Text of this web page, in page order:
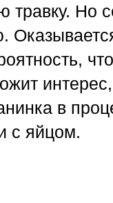
травку. Но
в
с яйцом.